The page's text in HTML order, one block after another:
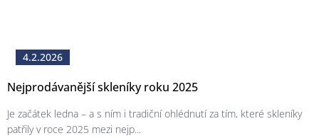
Nejprodávanější skleníky roku 2025
4.2.2026
Je začátek ledna – a s ním i tradiční ohlédnutí za tím, které skleníky
patřily v roce 2025 mezi nejp...